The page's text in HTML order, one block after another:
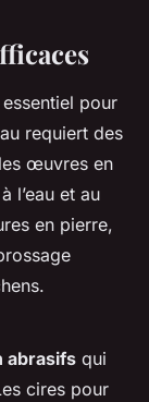
pour
requiert des
œuvres en
l’eau et au
en pierre,
abrasifs qui
cires pour